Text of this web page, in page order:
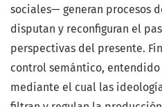
sociales— generan procesos
disputan y reconfiguran el
perspectivas del presente.
control semántico,
mediante el cual las